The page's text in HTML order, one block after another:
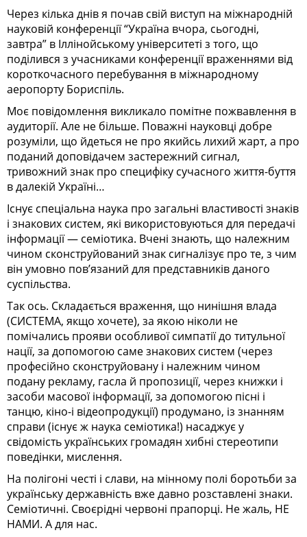
Через кілька днів я почав свій виступ на міжнародній
науковій конференції “Україна вчора, сьогодні,
завтра” в Іллінойському університеті з того, що
поділився з учасниками конференції враженнями від
короткочасного перебування в міжнародному
аеропорту Бориспіль.
Моє повідомлення викликало помітне пожвавлення в
аудиторії. Але не більше. Поважні науковці добре
розуміли, що йдеться не про якийсь лихий жарт, а про
поданий доповідачем застережний сигнал,
тривожний знак про специфіку сучасного життя-буття
в далекій Україні…
Існує спеціальна наука про загальні властивості знаків
і знакових систем, які використовуються для передачі
інформації — семіотика. Вчені знають, що належним
чином сконструйований знак сигналізує про те, з чим
він умовно пов’язаний для представників даного
суспільства.
Так ось. Складається враження, що нинішня влада
(СИСТЕМА, якщо хочете), за якою ніколи не
помічались прояви особливої симпатії до титульної
нації, за допомогою саме знакових систем (через
професійно сконструйовану і належним чином
подану рекламу, гасла й пропозиції, через книжки і
засоби масової інформації, за допомогою пісні і
танцю, кіно-і відеопродукції) продумано, із знанням
справи (існує ж наука семіотика!) насаджує у
свідомість українських громадян хибні стереотипи
поведінки, мислення.
На полігоні честі і слави, на мінному полі боротьби за
українську державність вже давно розставлені знаки.
Семіотичні. Своєрідні червоні прапорці. Не жаль, НЕ
НАМИ. А для нас.